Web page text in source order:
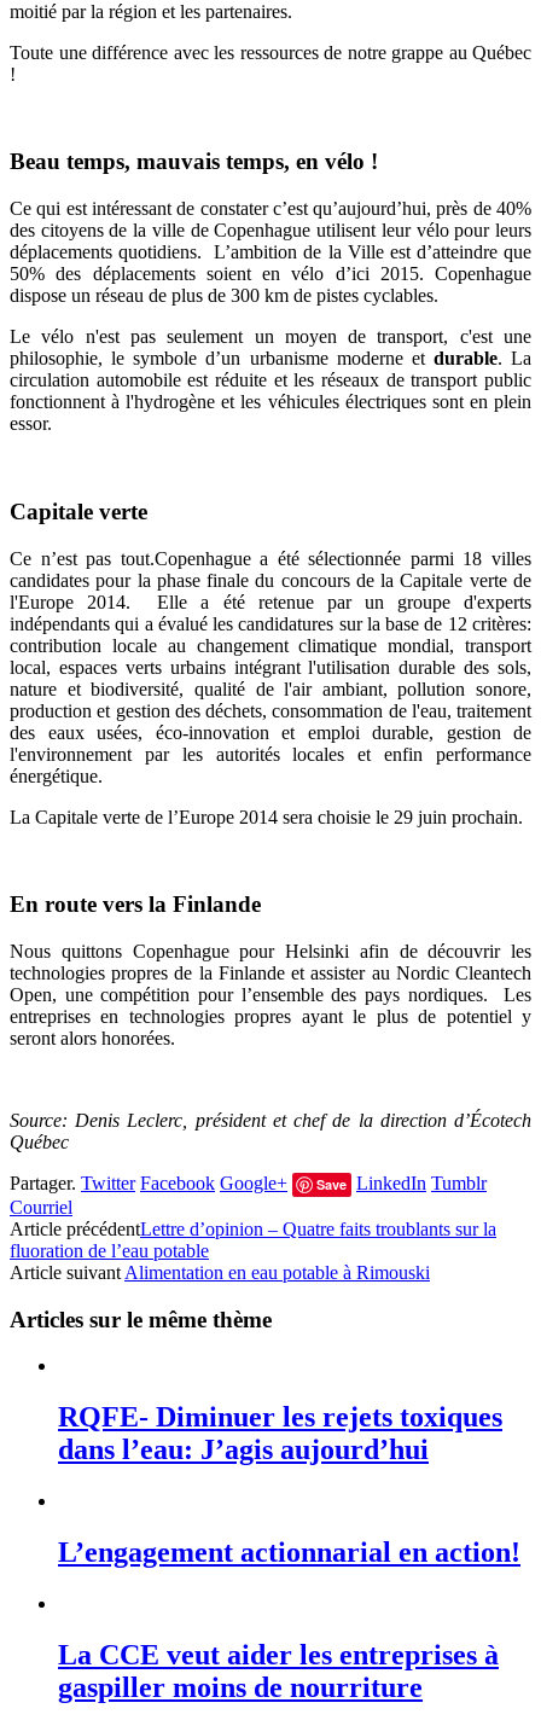
moitié par la région et les partenaires.
Toute une différence avec les ressources de notre grappe au Québec
!
Beau temps, mauvais temps, en vélo !
Ce qui est intéressant de constater c’est qu’aujourd’hui, près de 40%
des citoyens de la ville de Copenhague utilisent leur vélo pour leurs
déplacements quotidiens. L’ambition de la Ville est d’atteindre que
50% des déplacements soient en vélo d’ici 2015. Copenhague
dispose un réseau de plus de 300 km de pistes cyclables.
Le vélo n'est pas seulement un moyen de transport, c'est une
philosophie, le symbole d’un urbanisme moderne et durable. La
circulation automobile est réduite et les réseaux de transport public
fonctionnent à l'hydrogène et les véhicules électriques sont en plein
essor.
Capitale verte
Ce n’est pas tout.Copenhague a été sélectionnée parmi 18 villes
candidates pour la phase finale du concours de la Capitale verte de
l'Europe 2014. Elle a été retenue par un groupe d'experts
indépendants qui a évalué les candidatures sur la base de 12 critères:
contribution locale au changement climatique mondial, transport
local, espaces verts urbains intégrant l'utilisation durable des sols,
nature et biodiversité, qualité de l'air ambiant, pollution sonore,
production et gestion des déchets, consommation de l'eau, traitement
des eaux usées, éco-innovation et emploi durable, gestion de
l'environnement par les autorités locales et enfin performance
énergétique.
La Capitale verte de l’Europe 2014 sera choisie le 29 juin prochain.
En route vers la Finlande
Nous quittons Copenhague pour Helsinki afin de découvrir les
technologies propres de la Finlande et assister au Nordic Cleantech
Open, une compétition pour l’ensemble des pays nordiques. Les
entreprises en technologies propres ayant le plus de potentiel y
seront alors honorées.
Source: Denis Leclerc, président et chef de la direction d’Écotech
Québec
Partager. Twitter Facebook Google+ Save LinkedIn Tumblr
Courriel
Article précédentLettre d’opinion – Quatre faits troublants sur la
fluoration de l’eau potable
Article suivant Alimentation en eau potable à Rimouski
Articles sur le même thème
RQFE- Diminuer les rejets toxiques
dans l’eau: J’agis aujourd’hui
L’engagement actionnarial en action!
La CCE veut aider les entreprises à
gaspiller moins de nourriture